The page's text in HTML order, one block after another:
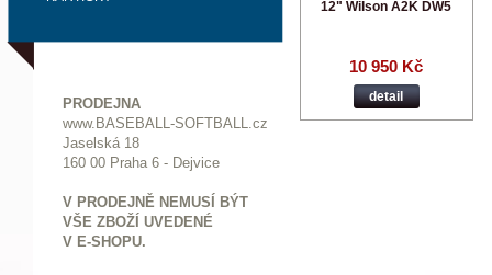
PRODEJNA
www.BASEBALL-SOFTBALL.cz
Jaselská 18
160 00 Praha 6 - Dejvice
V PRODEJNĚ NEMUSÍ BÝT
VŠE ZBOŽÍ UVEDENÉ
V E-SHOPU.
12" Wilson A2K DW5
10 950 Kč
detail